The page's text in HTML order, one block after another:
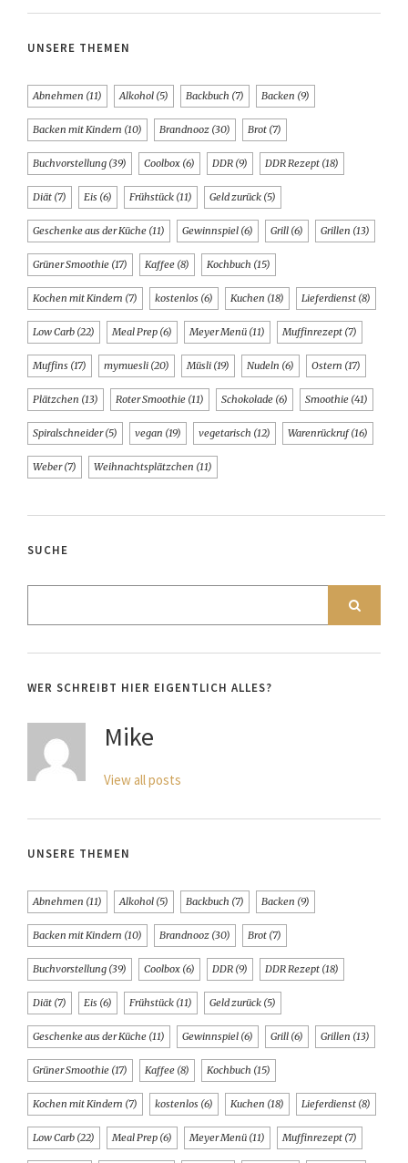
UNSERE THEMEN
Abnehmen (11) Alkohol (5) Backbuch (7) Backen (9)
Backen mit Kindern (10) Brandnooz (30) Brot (7)
Buchvorstellung (39) Coolbox (6) DDR (9) DDR Rezept (18)
Diät (7) Eis (6) Frühstück (11) Geld zurück (5)
Geschenke aus der Küche (11) Gewinnspiel (6) Grill (6) Grillen (13)
Grüner Smoothie (17) Kaffee (8) Kochbuch (15)
Kochen mit Kindern (7) kostenlos (6) Kuchen (18) Lieferdienst (8)
Low Carb (22) Meal Prep (6) Meyer Menü (11) Muffinrezept (7)
Muffins (17) mymuesli (20) Müsli (19) Nudeln (6) Ostern (17)
Plätzchen (13) Roter Smoothie (11) Schokolade (6) Smoothie (41)
Spiralschneider(5) vegan (19) vegetarisch (12) Warenrückruf(16)
Weber(7) Weihnachtsplätzchen (11)
SUCHE
WER SCHREIBT HIER EIGENTLICH ALLES?
Mike
View all posts
UNSERE THEMEN
Abnehmen (11) Alkohol (5) Backbuch (7) Backen (9)
Backen mit Kindern (10) Brandnooz (30) Brot (7)
Buchvorstellung (39) Coolbox (6) DDR (9) DDR Rezept (18)
Diät (7) Eis (6) Frühstück (11) Geld zurück (5)
Geschenke aus der Küche (11) Gewinnspiel (6) Grill (6) Grillen (13)
Grüner Smoothie (17) Kaffee (8) Kochbuch (15)
Kochen mit Kindern (7) kostenlos (6) Kuchen (18) Lieferdienst (8)
Low Carb (22) Meal Prep (6) Meyer Menü (11) Muffinrezept (7)